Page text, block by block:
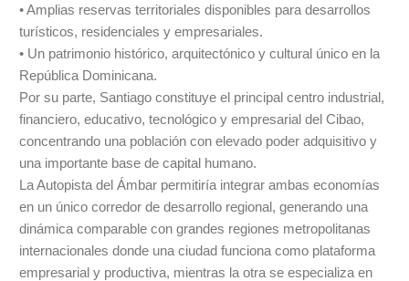
• Amplias reservas territoriales disponibles para desarrollos
turísticos, residenciales y empresariales.
• Un patrimonio histórico, arquitectónico y cultural único en la
República Dominicana.
Por su parte, Santiago constituye el principal centro industrial,
financiero, educativo, tecnológico y empresarial del Cibao,
concentrando una población con elevado poder adquisitivo y
una importante base de capital humano.
La Autopista del Ámbar permitiría integrar ambas economías
en un único corredor de desarrollo regional, generando una
dinámica comparable con grandes regiones metropolitanas
internacionales donde una ciudad funciona como plataforma
empresarial y productiva, mientras la otra se especializa en